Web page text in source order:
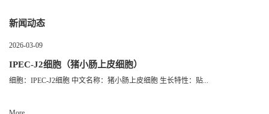
新闻动态
2026-03-09
IPEC-J2细胞（猪小肠上皮细胞）
细胞：IPEC-J2细胞 中文名称：猪小肠上皮细胞 生长特性：贴...